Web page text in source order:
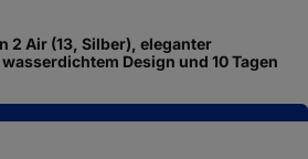
2 Air (13, Silber), eleganter
Design und 10 Tagen